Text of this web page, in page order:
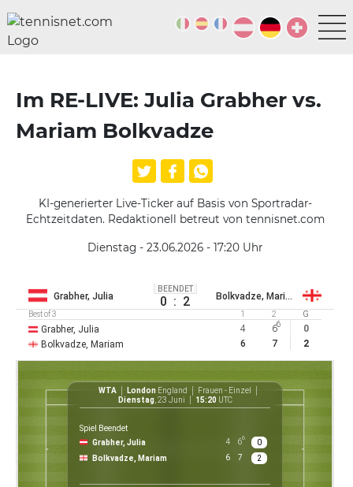
Im RE-LIVE: Julia Grabher vs.
Mariam Bolkvadze
KI-generierter Live-Ticker auf Basis von Sportradar-
Echtzeitdaten. Redaktionell betreut von tennisnet.com
Dienstag - 23.06.2026 - 17:20 Uhr
Grabher, Julia
BEENDET
0 : 2 Bolkvadze, Mariam
Best of 3 1 2 G
Grabher, Julia 4 66
0
Bolkvadze, Mariam
6 7 2
WTA London England
Frauen - Einzel
Dienstag, 23 Juni 15:20 UTC
Spiel Beendet
Grabher, Julia
4 66
0
Bolkvadze, Mariam
6 7 2